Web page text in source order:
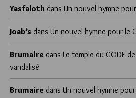
Yasfaloth dans Un nouvel hymne
Joab’s dans Un nouvel hymne pour le
Brumaire dans Le temple du GODF
vandalisé
Brumaire dans Un nouvel hymne